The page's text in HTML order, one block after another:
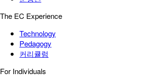
The EC Experience
Technology
Pedagogy
커리큘럼
For Individuals